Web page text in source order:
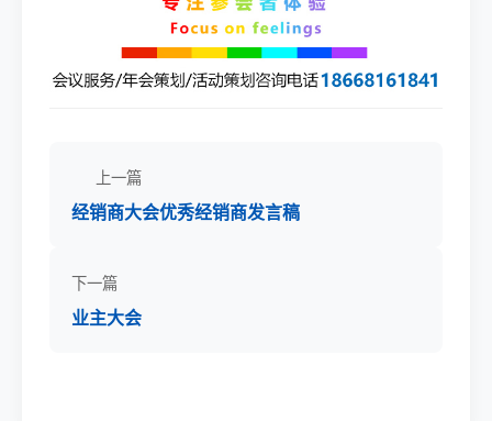
上一篇
经销商大会优秀经销商发言稿
下一篇
业主大会